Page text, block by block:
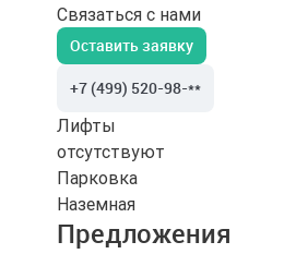
Связаться с нами
Оставить заявку
+7 (499) 520-98-**
Лифты
отсутствуют
Парковка
Наземная
Предложения